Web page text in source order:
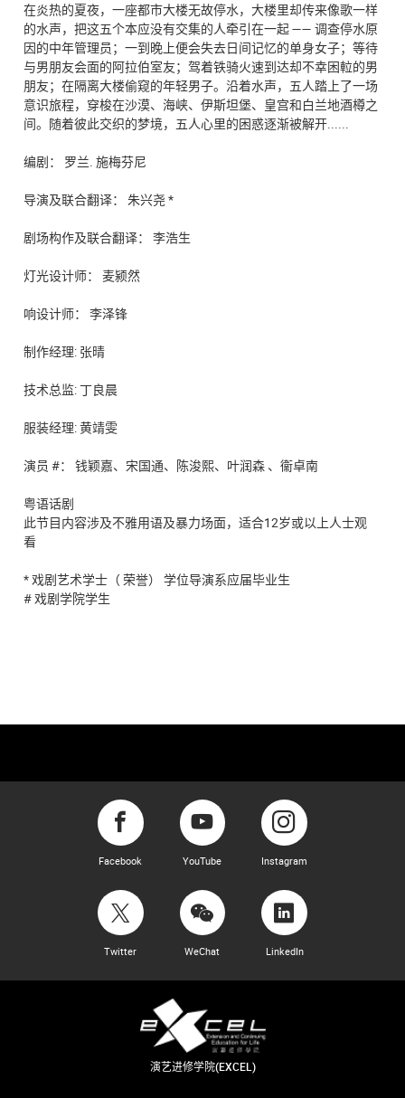
在炎热的夏夜，一座都市大楼无故停水，大楼里却传来像歌一样
的水声，把这五个本应没有交集的人牵引在一起 —— 调查停水原
因的中年管理员；一到晚上便会失去日间记忆的单身女子；等待
与男朋友会面的阿拉伯室友；驾着铁骑火速到达却不幸困𨋢的男
朋友；在隔离大楼偷窥的年轻男子。沿着水声，五人踏上了一场
意识旅程，穿梭在沙漠、海峡、伊斯坦堡、皇宫和白兰地酒樽之
间。随着彼此交织的梦境，五人心里的困惑逐渐被解开......
编剧： 罗兰. 施梅芬尼
导演及联合翻译： 朱兴尧 *
剧场构作及联合翻译： 李浩生
灯光设计师： 麦颍然
响设计师： 李泽锋
制作经理: 张晴
技术总监: 丁良晨
服装经理: 黄靖雯
演员 #： 钱颖嘉、宋国通、陈浚熙、叶润森 、衞卓南
粤语话剧
此节目内容涉及不雅用语及暴力场面，适合12岁或以上人士观
看
* 戏剧艺术学士（ 荣誉） 学位导演系应届毕业生
# 戏剧学院学生
Facebook YouTube Instagram
Twitter WeChat LinkedIn
演艺进修学院(EXCEL)